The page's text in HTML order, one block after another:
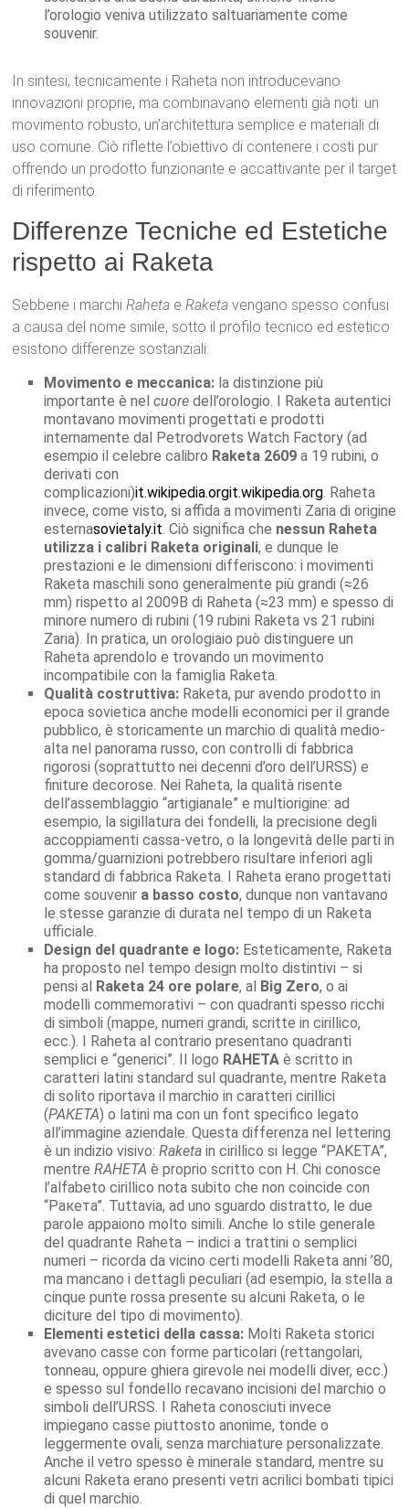
l’orologio veniva utilizzato saltuariamente come
souvenir.
In sintesi, tecnicamente i Raheta non introducevano
innovazioni proprie, ma combinavano elementi già noti: un
movimento robusto, un’architettura semplice e materiali di
uso comune. Ciò riflette l’obiettivo di contenere i costi pur
offrendo un prodotto funzionante e accattivante per il target
di riferimento.
Differenze Tecniche ed Estetiche
rispetto ai Raketa
Sebbene i marchiRaheta eRaketa vengano spesso confusi
a causa del nome simile, sotto il profilo tecnico ed estetico
esistono differenze sostanziali:
Movimento e meccanica: la distinzione più
importante è nelcuore dell’orologio. I Raketa autentici
montavano movimenti progettati e prodotti
internamente dal Petrodvorets Watch Factory (ad
esempio il celebre calibro Raketa 2609 a 19 rubini, o
derivati con
complicazioni)it.wikipedia.orgit.wikipedia.org. Raheta
invece, come visto, si affida a movimenti Zaria di origine
esternasovietaly.it. Ciò significa che nessun Raheta
utilizza i calibri Raketa originali, e dunque le
prestazioni e le dimensioni differiscono: i movimenti
Raketa maschili sono generalmente più grandi (≈26
mm) rispetto al 2009B di Raheta (≈23 mm) e spesso di
minore numero di rubini (19 rubini Raketa vs 21 rubini
Zaria). In pratica, un orologiaio può distinguere un
Raheta aprendolo e trovando un movimento
incompatibile con la famiglia Raketa.
Qualità costruttiva: Raketa, pur avendo prodotto in
epoca sovietica anche modelli economici per il grande
pubblico, è storicamente un marchio di qualità medio-
alta nel panorama russo, con controlli di fabbrica
rigorosi (soprattutto nei decenni d’oro dell’URSS) e
finiture decorose. Nei Raheta, la qualità risente
dell’assemblaggio “artigianale” e multiorigine: ad
esempio, la sigillatura dei fondelli, la precisione degli
accoppiamenti cassa-vetro, o la longevità delle parti in
gomma/guarnizioni potrebbero risultare inferiori agli
standard di fabbrica Raketa. I Raheta erano progettati
come souvenir a basso costo, dunque non vantavano
le stesse garanzie di durata nel tempo di un Raketa
ufficiale.
Design del quadrante e logo: Esteticamente, Raketa
ha proposto nel tempo design molto distintivi – si
pensi al Raketa 24 ore polare, al Big Zero, o ai
modelli commemorativi – con quadranti spesso ricchi
di simboli (mappe, numeri grandi, scritte in cirillico,
ecc.). I Raheta al contrario presentano quadranti
semplici e “generici”. Il logo RAHETA è scritto in
caratteri latini standard sul quadrante, mentre Raketa
di solito riportava il marchio in caratteri cirillici
(РАКЕТА) o latini ma con un font specifico legato
all’immagine aziendale. Questa differenza nel lettering
è un indizio visivo:Raketa in cirillico si legge “PAKETA”,
mentreRAHETA è proprio scritto con H. Chi conosce
l’alfabeto cirillico nota subito che non coincide con
“Ракета”. Tuttavia, ad uno sguardo distratto, le due
parole appaiono molto simili. Anche lo stile generale
del quadrante Raheta – indici a trattini o semplici
numeri – ricorda da vicino certi modelli Raketa anni ’80,
ma mancano i dettagli peculiari (ad esempio, la stella a
cinque punte rossa presente su alcuni Raketa, o le
diciture del tipo di movimento).
Elementi estetici della cassa: Molti Raketa storici
avevano casse con forme particolari (rettangolari,
tonneau, oppure ghiera girevole nei modelli diver, ecc.)
e spesso sul fondello recavano incisioni del marchio o
simboli dell’URSS. I Raheta conosciuti invece
impiegano casse piuttosto anonime, tonde o
leggermente ovali, senza marchiature personalizzate.
Anche il vetro spesso è minerale standard, mentre su
alcuni Raketa erano presenti vetri acrilici bombati tipici
di quel marchio.